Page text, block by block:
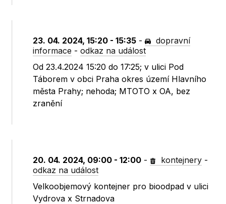
23. 04. 2024, 15:20 - 15:35 -
dopravní
informace -odkaz na událost
Od 23.4.2024 15:20 do 17:25; v ulici Pod
Táborem v obci Praha okres území Hlavního
města Prahy; nehoda; MTOTO x OA, bez
zranění
20. 04. 2024, 09:00 - 12:00 - kontejnery -
odkaz na událost
Velkoobjemový kontejner pro bioodpad v ulici
Vydrova x Strnadova